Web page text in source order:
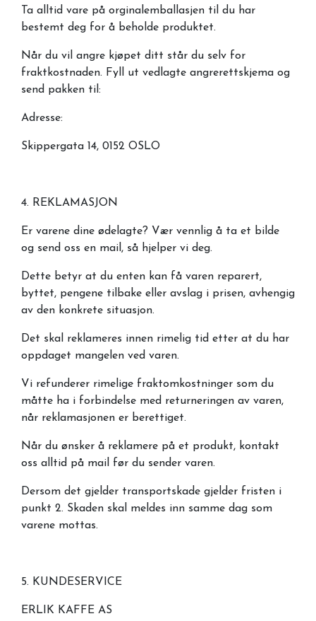
Ta alltid vare på orginalemballasjen til du har
bestemt deg for å beholde produktet.
Når du vil angre kjøpet ditt står du selv for
fraktkostnaden. Fyll ut vedlagte angrerettskjema og
send pakken til:
Adresse:
Skippergata 14, 0152 OSLO
4. REKLAMASJON
Er varene dine ødelagte? Vær vennlig å ta et bilde
og send oss en mail, så hjelper vi deg.
Dette betyr at du enten kan få varen reparert,
byttet, pengene tilbake eller avslag i prisen, avhengig
av den konkrete situasjon.
Det skal reklameres innen rimelig tid etter at du har
oppdaget mangelen ved varen.
Vi refunderer rimelige fraktomkostninger som du
måtte ha i forbindelse med returneringen av varen,
når reklamasjonen er berettiget.
Når du ønsker å reklamere på et produkt, kontakt
oss alltid på mail før du sender varen.
Dersom det gjelder transportskade gjelder fristen i
punkt 2. Skaden skal meldes inn samme dag som
varene mottas.
5. KUNDESERVICE
ERLIK KAFFE AS